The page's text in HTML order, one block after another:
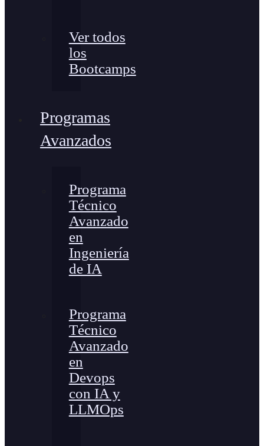
Ver todos
los
Bootcamps
Programas
Avanzados
Programa
Técnico
Avanzado
en
Ingeniería
de IA
Programa
Técnico
Avanzado
en
Devops
con IA y
LLMOps